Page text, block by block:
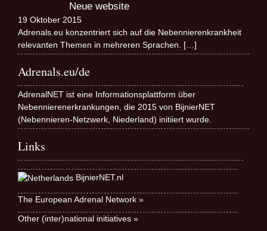
Neue website
19 Oktober 2015
Adrenals.eu konzentriert sich auf die Nebennierenkrankheit
relevanten Themen in mehreren Sprachen. […]
Adrenals.eu/de
AdrenalNET ist eine Informationsplattform über
Nebennierenerkrankungen, die 2015 von BijnierNET
(Nebennieren-Netzwerk, Niederland) initiiert wurde.
Links
BijnierNET.nl
The European Adrenal Network »
Other (inter)national initiatives »